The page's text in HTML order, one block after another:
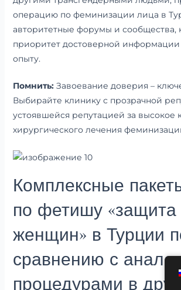
операцию по феминизации лица в
авторитетные форумы и сообщества,
приоритет достоверной информации
опыту.
Помнить:Завоевание доверия –
Выбирайте клинику с прозрачной
устоявшейся репутацией за высокое
хирургического лечения
Комплексные
по фетишу «защита
женщин» в Турции
сравнению с
процедурами в